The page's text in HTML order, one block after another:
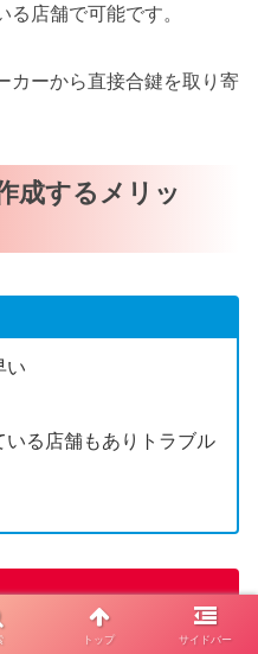
店舗で可能です。
カーから直接合鍵を取り寄
成するメリッ
い
る店舗もありトラブル
舗で合鍵作成できない
トップ サイドバー